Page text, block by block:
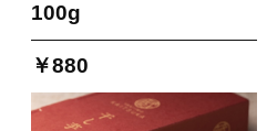
100g
￥880